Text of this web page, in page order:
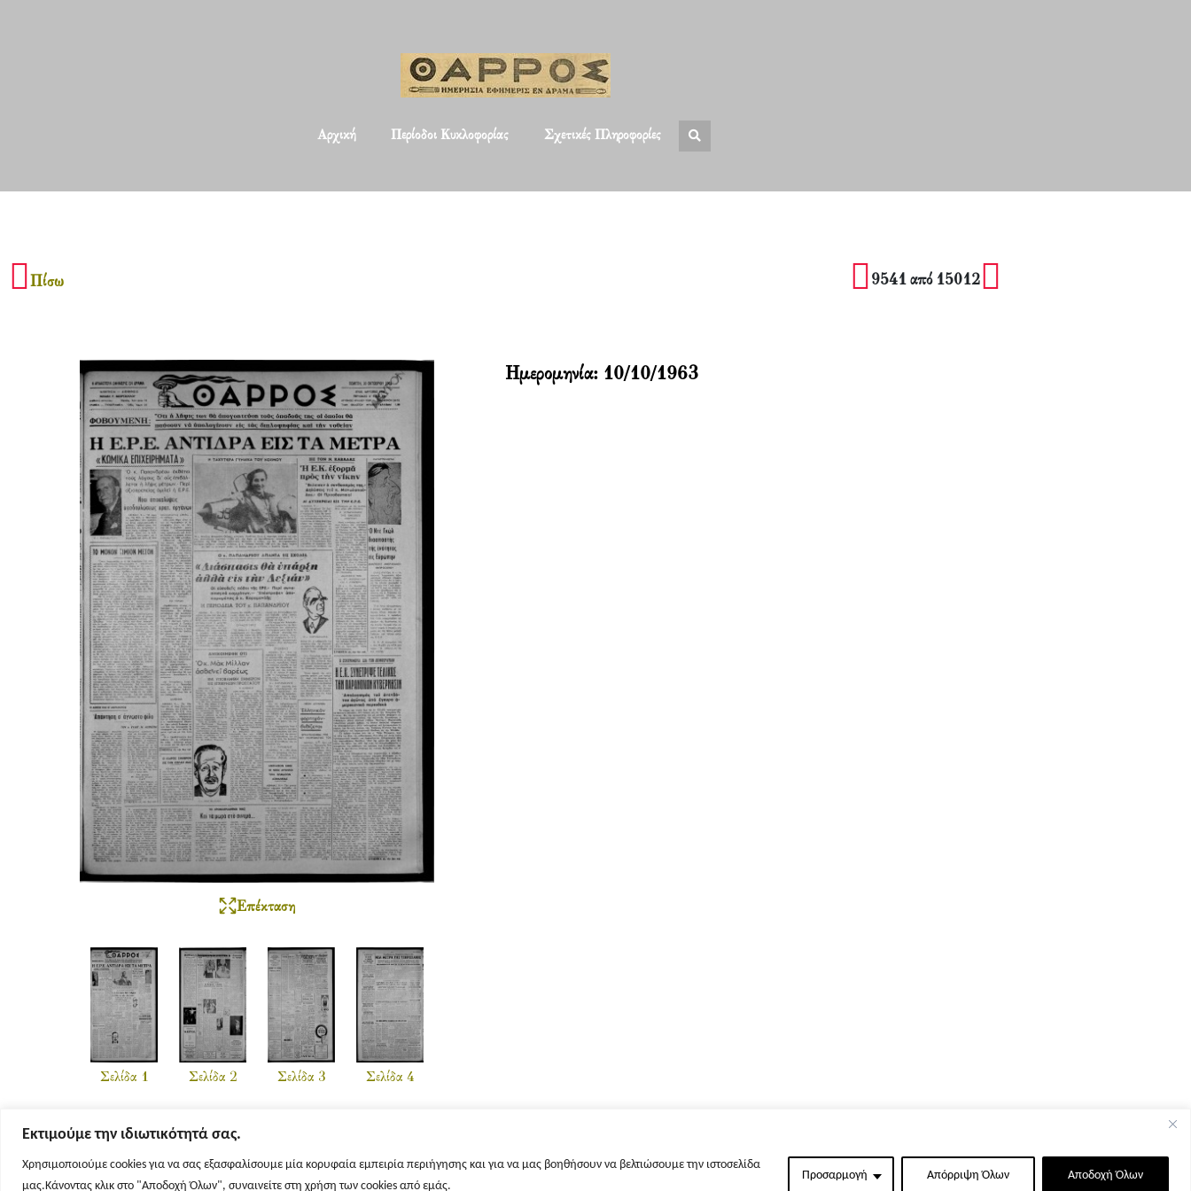
Εκτιμούμε την ιδιωτικότητά σας.
Χρησιμοποιούμε cookies για να σας εξασφαλίσουμε μία κορυφαία εμπειρία περιήγησης και για να μας βοηθήσουν να βελτιώσουμε την ιστοσελίδα
μας.Κάνοντας κλικ στο "Αποδοχή Όλων", συναινείτε στη χρήση των cookies από εμάς.
Προσαρμογή Απόρριψη Όλων Αποδοχή Όλων
Αρχική Περίοδοι Κυκλοφορίας Σχετικές Πληροφορίες
Πίσω 9541 από 15012
Επέκταση
Σελίδα 1 Σελίδα 2 Σελίδα 3 Σελίδα 4
Ημερομηνία: 10/10/1963